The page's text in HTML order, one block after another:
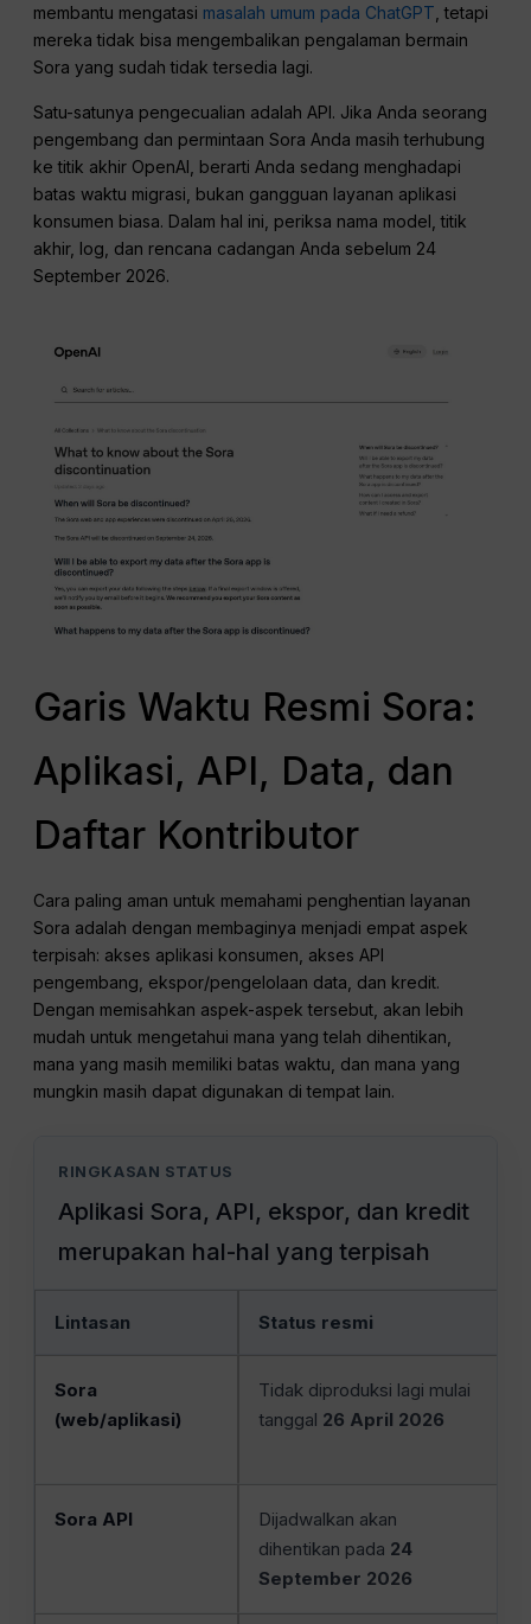
membantu mengatasi masalah umum pada ChatGPT , tetapi
mereka tidak bisa mengembalikan pengalaman bermain
Sora yang sudah tidak tersedia lagi.
Satu-satunya pengecualian adalah API. Jika Anda seorang
pengembang dan permintaan Sora Anda masih terhubung
ke titik akhir OpenAI, berarti Anda sedang menghadapi
batas waktu migrasi, bukan gangguan layanan aplikasi
konsumen biasa. Dalam hal ini, periksa nama model, titik
akhir, log, dan rencana cadangan Anda sebelum 24
September 2026.
Garis Waktu Resmi Sora:
Aplikasi, API, Data, dan
Daftar Kontributor
Cara paling aman untuk memahami penghentian layanan
Sora adalah dengan membaginya menjadi empat aspek
terpisah: akses aplikasi konsumen, akses API
pengembang, ekspor/pengelolaan data, dan kredit.
Dengan memisahkan aspek-aspek tersebut, akan lebih
mudah untuk mengetahui mana yang telah dihentikan,
mana yang masih memiliki batas waktu, dan mana yang
mungkin masih dapat digunakan di tempat lain.
RINGKASAN STATUS
Aplikasi Sora, API, ekspor, dan kredit
merupakan hal-hal yang terpisah
Lintasan Status resmi
Sora
(web/aplikasi)
Tidak diproduksi lagi mulai
tanggal 26 April 2026
Sora API
Dijadwalkan akan
dihentikan pada 24
September 2026